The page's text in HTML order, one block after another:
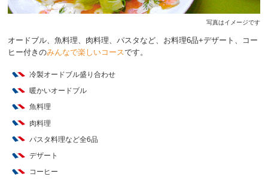
写真はイメージです
オードブル、魚料理、肉料理、パスタなど、お料理6品+デザート、コー
ヒー付きのみんなで楽しいコースです。
冷製オードブル盛り合わせ
暖かいオードブル
魚料理
肉料理
パスタ料理など全6品
デザート
コーヒー